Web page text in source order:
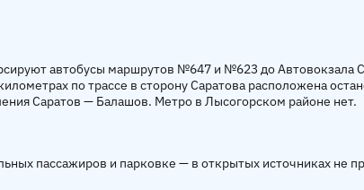
автобусы маршрутов №647 и №623 до Автовокзала
по трассе в сторону Саратова расположена
Саратов — Балашов. Метро в Лысогорском районе нет.
пассажиров и парковке — в открытых источниках не